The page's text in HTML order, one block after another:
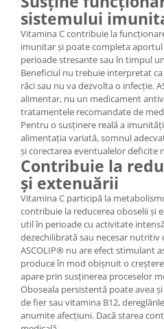
sistemului
Vitamina C contribuie la
imunitar și poate completa
perioade stresante sau în timpul
Beneficiul nu trebuie interpretat
răci sau nu va dezvolta o infecție.
alimentar, nu un medicament
tratamentele recomandate de
Pentru o susținere reală a
alimentația variată, somnul
și corectarea eventualelor deficite
Contribuie la
și extenuării
Vitamina C participă la
contribuie la reducerea oboselii și
util în perioade cu activitate
dezechilibrată sau necesar nutritiv
ASCOLIP® nu are efect stimulant
produce în mod obișnuit o
apare prin susținerea proceselor
Oboseala persistentă poate avea
de fier sau vitamina B12,
anumite afecțiuni. Dacă starea